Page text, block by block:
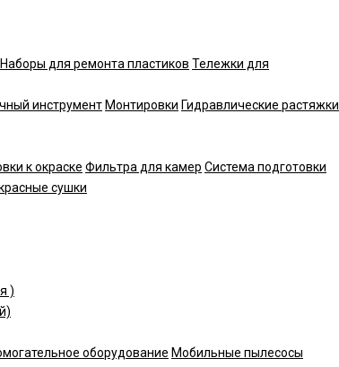
Наборы для ремонта пластиков Тележки для
инструмент Монтировки Гидравлические растяжки
к окраске Фильтра для камер Система подготовки
сушки
)
оборудование Мобильные пылесосы